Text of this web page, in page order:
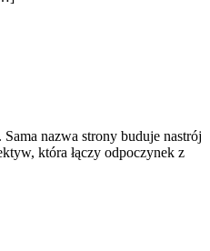
nazwa strony buduje nastrój
która łączy odpoczynek z